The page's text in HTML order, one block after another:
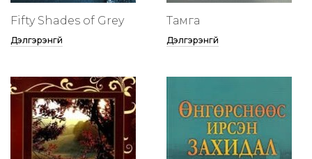
Fifty Shades of Grey
Дэлгэрэнгүй
Тамга
Дэлгэрэнгүй